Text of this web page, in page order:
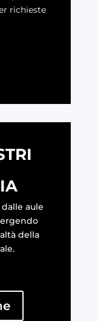
richieste
aule
della